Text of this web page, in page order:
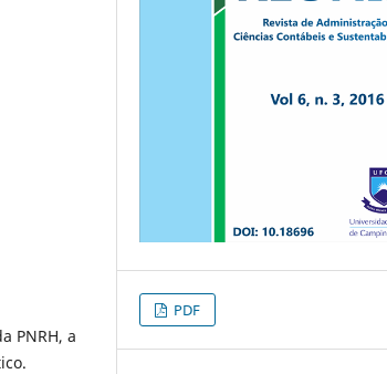
PNRH, a
PDF